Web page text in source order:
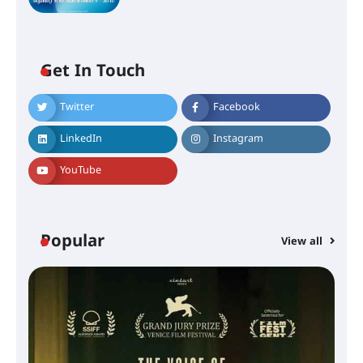
Get In Touch
Twitter Facebook
LinkedIn Instagram
YouTube
Popular View all